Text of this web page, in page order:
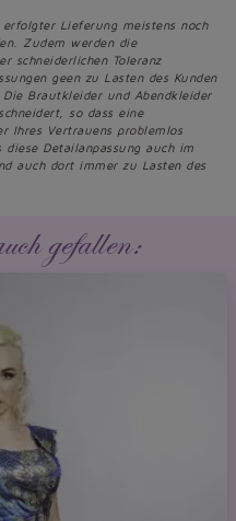
Lieferung meistens noch
Zudem werden die
schneiderlichen Toleranz
geen zu Lasten des Kunden
Brautkleider und Abendkleider
so dass eine
Ihres Vertrauens problemlos
Detailanpassung auch im
auch dort immer zu Lasten des
gefallen: